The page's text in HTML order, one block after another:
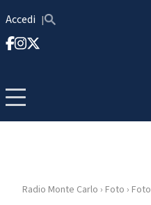
Accedi
HOMERadio Monte Carlo › Foto › Foto